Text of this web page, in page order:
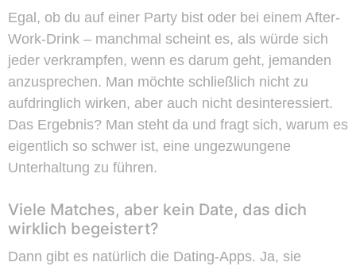
Egal, ob du auf einer Party bist oder bei einem After-
Work-Drink – manchmal scheint es, als würde sich
jeder verkrampfen, wenn es darum geht, jemanden
anzusprechen. Man möchte schließlich nicht zu
aufdringlich wirken, aber auch nicht desinteressiert.
Das Ergebnis? Man steht da und fragt sich, warum es
eigentlich so schwer ist, eine ungezwungene
Unterhaltung zu führen.
Viele Matches, aber kein Date, das dich
wirklich begeistert?
Dann gibt es natürlich die Dating-Apps. Ja, sie